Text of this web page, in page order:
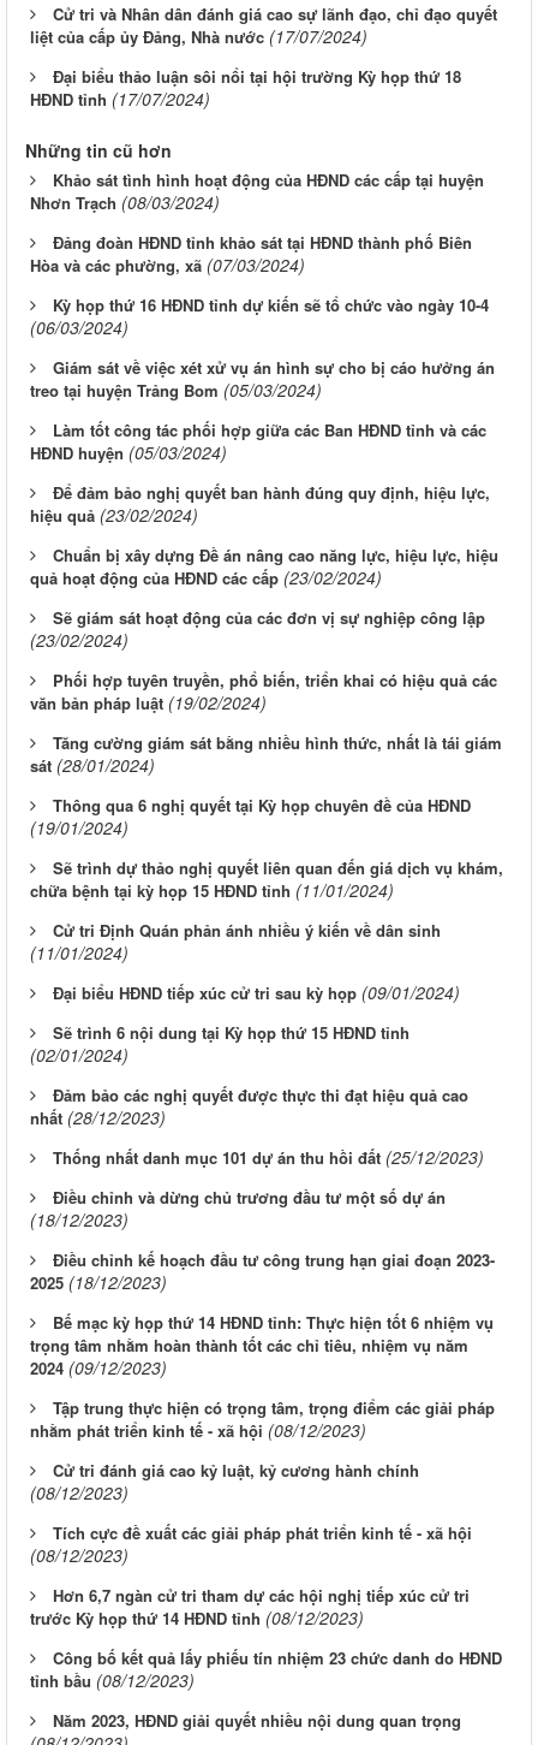
Cử tri và Nhân dân đánh giá cao sự lãnh đạo, chỉ đạo quyết
liệt của cấp ủy Đảng, Nhà nước (17/07/2024)
Đại biểu thảo luận sôi nổi tại hội trường Kỳ họp thứ 18
HĐND tỉnh (17/07/2024)
Những tin cũ hơn
Khảo sát tình hình hoạt động của HĐND các cấp tại huyện
Nhơn Trạch (08/03/2024)
Đảng đoàn HĐND tỉnh khảo sát tại HĐND thành phố Biên
Hòa và các phường, xã (07/03/2024)
Kỳ họp thứ 16 HĐND tỉnh dự kiến sẽ tổ chức vào ngày 10-4
(06/03/2024)
Giám sát về việc xét xử vụ án hình sự cho bị cáo hưởng án
treo tại huyện Trảng Bom (05/03/2024)
Làm tốt công tác phối hợp giữa các Ban HĐND tỉnh và các
HĐND huyện (05/03/2024)
Để đảm bảo nghị quyết ban hành đúng quy định, hiệu lực,
hiệu quả (23/02/2024)
Chuẩn bị xây dựng Đề án nâng cao năng lực, hiệu lực, hiệu
quả hoạt động của HĐND các cấp (23/02/2024)
Sẽ giám sát hoạt động của các đơn vị sự nghiệp công lập
(23/02/2024)
Phối hợp tuyên truyền, phổ biến, triển khai có hiệu quả các
văn bản pháp luật (19/02/2024)
Tăng cường giám sát bằng nhiều hình thức, nhất là tái giám
sát (28/01/2024)
Thông qua 6 nghị quyết tại Kỳ họp chuyên đề của HĐND
(19/01/2024)
Sẽ trình dự thảo nghị quyết liên quan đến giá dịch vụ khám,
chữa bệnh tại kỳ họp 15 HĐND tỉnh (11/01/2024)
Cử tri Định Quán phản ánh nhiều ý kiến về dân sinh
(11/01/2024)
Đại biểu HĐND tiếp xúc cử tri sau kỳ họp (09/01/2024)
Sẽ trình 6 nội dung tại Kỳ họp thứ 15 HĐND tỉnh
(02/01/2024)
Đảm bảo các nghị quyết được thực thi đạt hiệu quả cao
nhất (28/12/2023)
Thống nhất danh mục 101 dự án thu hồi đất (25/12/2023)
Điều chỉnh và dừng chủ trương đầu tư một số dự án
(18/12/2023)
Điều chỉnh kế hoạch đầu tư công trung hạn giai đoạn 2023-
2025 (18/12/2023)
Bế mạc kỳ họp thứ 14 HĐND tỉnh: Thực hiện tốt 6 nhiệm vụ
trọng tâm nhằm hoàn thành tốt các chỉ tiêu, nhiệm vụ năm
2024 (09/12/2023)
Tập trung thực hiện có trọng tâm, trọng điểm các giải pháp
nhằm phát triển kinh tế - xã hội (08/12/2023)
Cử tri đánh giá cao kỷ luật, kỷ cương hành chính
(08/12/2023)
Tích cực đề xuất các giải pháp phát triển kinh tế - xã hội
(08/12/2023)
Hơn 6,7 ngàn cử tri tham dự các hội nghị tiếp xúc cử tri
trước Kỳ họp thứ 14 HĐND tỉnh (08/12/2023)
Công bố kết quả lấy phiếu tín nhiệm 23 chức danh do HĐND
tỉnh bầu (08/12/2023)
Năm 2023, HĐND giải quyết nhiều nội dung quan trọng